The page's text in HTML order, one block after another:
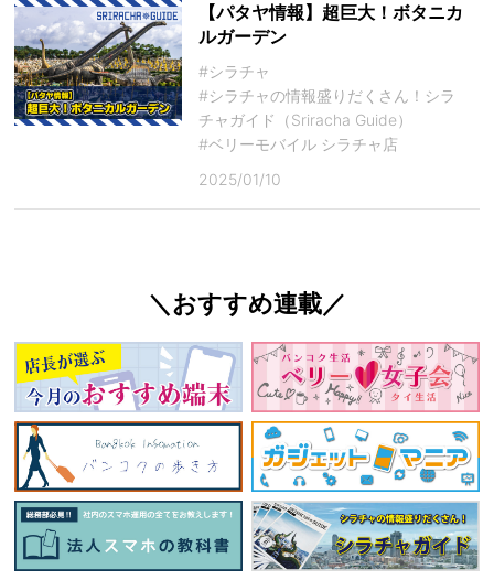
【パタヤ情報】超巨大！ボタニカ
ルガーデン
#シラチャ
#シラチャの情報盛りだくさん！シラ
チャガイド（Sriracha Guide）
#ベリーモバイル シラチャ店
2025/01/10
＼おすすめ連載／